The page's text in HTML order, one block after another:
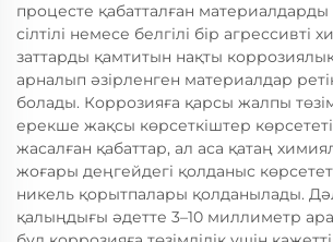
процесте қабатталған
сілтілі немесе белгілі бір агрессивті
заттарды қамтитын нақты
арналып әзірленген материалдар
болады. Коррозияға қарсы жалпы
ерекше жақсы көрсеткіштер
жасалған қабаттар, ал аса қатаң
жоғары деңгейдегі қолданыс
никель қорытпалары қолданылады.
қалыңдығы әдетте 3–10 миллиметр